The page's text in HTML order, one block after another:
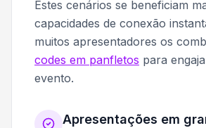
Estes cenários se beneficiam
capacidades de conexão
muitos apresentadores os
codes em panfletos para
evento.
Apresentações em